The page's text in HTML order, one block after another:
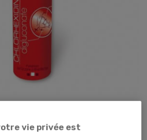
vie privée est